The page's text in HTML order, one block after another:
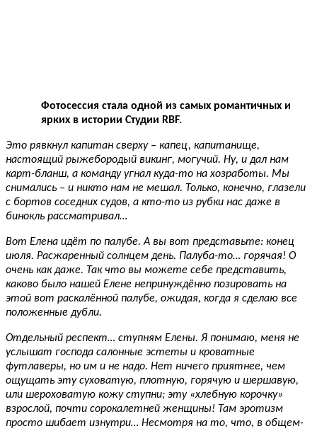
Фотосессия стала одной из самых романтичных и
ярких в истории Студии RBF.
Это рявкнул капитан сверху – капец, капитанище,
настоящий рыжебородый викинг, могучий. Ну, и дал нам
карт-бланш, а команду угнал куда-то на хозработы. Мы
снимались – и никто нам не мешал. Только, конечно, глазели
с бортов соседних судов, а кто-то из рубки нас даже в
бинокль рассматривал…
Вот Елена идёт по палубе. А вы вот представьте: конец
июля. Расжаренный солнцем день. Палуба-то… горячая! О
очень как даже. Так что вы можете себе представить,
каково было нашей Елене непринуждённо позировать на
этой вот раскалённой палубе, ожидая, когда я сделаю все
положенные дубли.
Отдельный респект… ступням Елены. Я понимаю, меня не
услышат господа салонные эстеты и кроватные
футлаверы, но им и не надо. Нет ничего приятнее, чем
ощущать эту суховатую, плотную, горячую и шершавую,
или шероховатую кожу ступни; эту «хлебную корочку»
взрослой, почти сорокалетней женщины! Там эротизм
просто шибает изнутри… Несмотря на то, что, в общем-